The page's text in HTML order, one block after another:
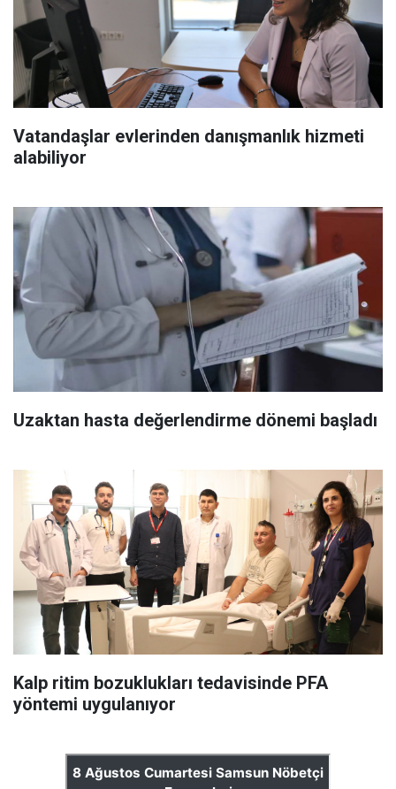
Vatandaşlar evlerinden danışmanlık hizmeti
alabiliyor
Uzaktan hasta değerlendirme dönemi başladı
Kalp ritim bozuklukları tedavisinde PFA
yöntemi uygulanıyor